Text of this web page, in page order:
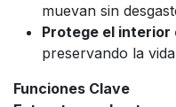
muevan sin
Protege el interior
preservando la
Funciones Clave